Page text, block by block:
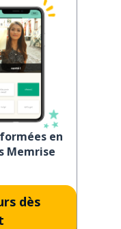
en
Memrise
dès